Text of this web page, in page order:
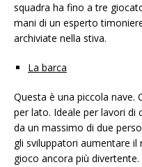
squadra ha fino a tre
mani di un esperto
archiviate nella stiva.
La barca
Questa è una piccola nave.
per lato. Ideale per lavori di
da un massimo di due
gli sviluppatori aumentare
gioco ancora più divertente.